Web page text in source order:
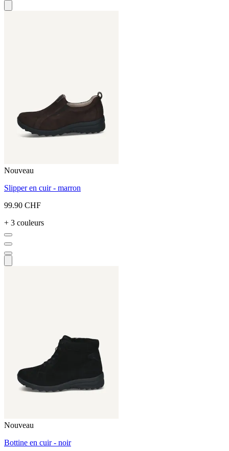
Nouveau
Slipper en cuir - marron
99.90 CHF
+ 3 couleurs
Nouveau
Bottine en cuir - noir